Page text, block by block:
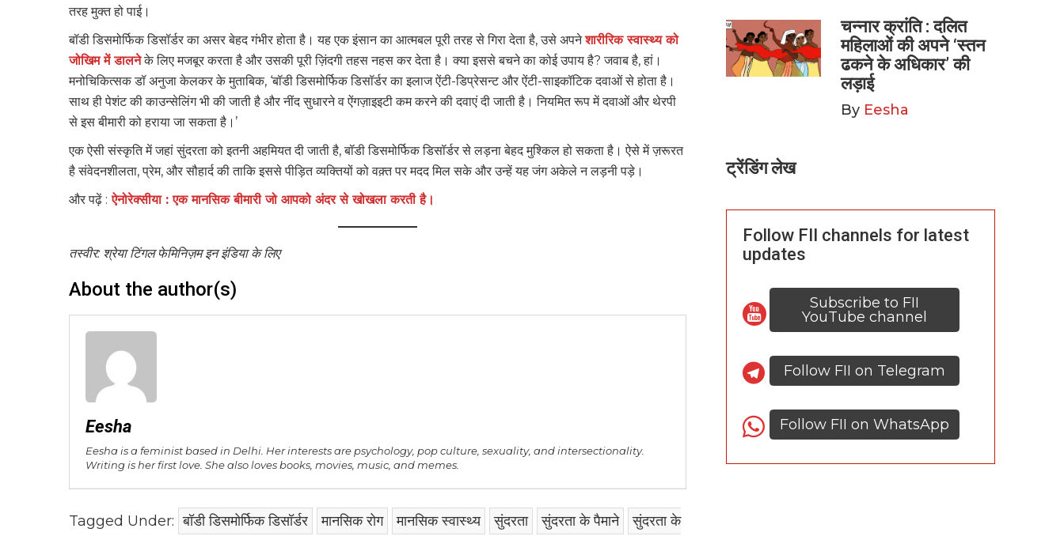
तरह मुक्त हो पाई।
बॉडी डिसमोर्फिक डिसॉर्डर का असर बेहद गंभीर होता है। यह एक इंसान का आत्मबल पूरी तरह से गिरा देता है, उसे अपनेशारीरिक स्वास्थ्य को
जोखिम में डालनेके लिए मजबूर करता है और उसकी पूरी ज़िंदगी तहस नहस कर देता है। क्या इससे बचने का कोई उपाय है? जवाब है, हां।
मनोचिकित्सक डॉ अनुजा केलकर के मुताबिक, ‘बॉडी डिसमोर्फिक डिसॉर्डर का इलाज ऐंटी-डिप्रेसन्ट और ऐंटी-साइकॉटिक दवाओं से होता है।
साथ ही पेशंट की काउन्सेलिंग भी की जाती है और नींद सुधारने व ऐंगज़ाइइटी कम करने की दवाएं दी जाती है। नियमित रूप में दवाओं और थेरपी
से इस बीमारी को हराया जा सकता है।’
एक ऐसी संस्कृति में जहां सुंदरता को इतनी अहमियत दी जाती है, बॉडी डिसमोर्फिक डिसॉर्डर से लड़ना बेहद मुश्किल हो सकता है। ऐसे में ज़रूरत
है संवेदनशीलता, प्रेम, और सौहार्द की ताकि इससे पीड़ित व्यक्तियों को वक़्त पर मदद मिल सके और उन्हें यह जंग अकेले न लड़नी पड़े।
और पढ़ें : ऐनोरेक्सीया : एक मानसिक बीमारी जो आपको अंदर से खोखला करती है।
तस्वीर: श्रेया टिंगल फेमिनिज़म इन इंडिया के लिए
About the author(s)
Eesha
Eesha is a feminist based in Delhi. Her interests are psychology, pop culture, sexuality, and intersectionality.
Writing is her first love. She also loves books, movies, music, and memes.
Tagged Under: बॉडी डिसमोर्फिक डिसॉर्डर मानसिक रोग मानसिक स्वास्थ्य सुंदरता सुंदरता के पैमाने सुंदरता के
चन्नार क्रांति : दलित
महिलाओं की अपने ‘स्तन
ढकने के अधिकार’ की
लड़ाई
By Eesha
ट्रेंडिंग लेख
Follow FII channels for latest
updates
Subscribe to FII
YouTube channel
Follow FII on Telegram
Follow FII on WhatsApp